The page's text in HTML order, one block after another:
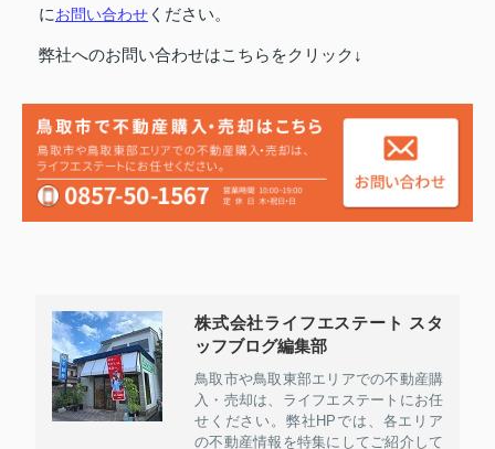
にお問い合わせ ください。
弊社へのお問い合わせはこちらをクリック↓
株式会社ライフエステート スタ
ッフブログ編集部
鳥取市や鳥取東部エリアでの不動産購
入・売却は、ライフエステートにお任
せください。弊社HPでは、各エリア
の不動産情報を特集にしてご紹介して